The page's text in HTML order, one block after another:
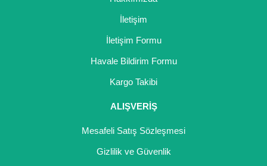
Gönder
İletişim
İletişim Formu
Havale Bildirim Formu
Kargo Takibi
ALIŞVERİŞ
Mesafeli Satış Sözleşmesi
Gizlilik ve Güvenlik